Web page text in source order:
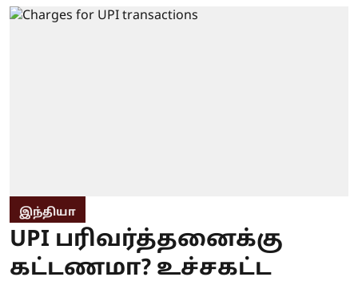
இந்தியா
UPI பரிவர்த்தனைக்கு
கட்டணமா? உச்சகட்ட